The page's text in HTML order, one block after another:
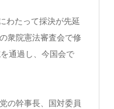
わたって採決が先延
衆院憲法審査会で修
通過し、今国会で
の幹事長、国対委員